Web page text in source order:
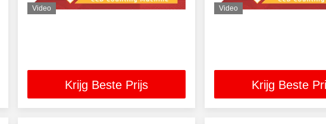
Video
Krijg Beste Prijs
Video
Krijg Beste